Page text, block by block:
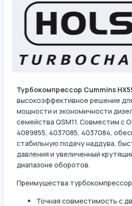
Турбокомпрессор Cummins
высокоэффективное решение
мощности и экономичности
семейства QSM11. Совместим с
4089855, 4037085, 4037084,
стабильную подачу наддува,
давления и увеличенный
диапазоне оборотов.
Преимущества
Точная совместимость с